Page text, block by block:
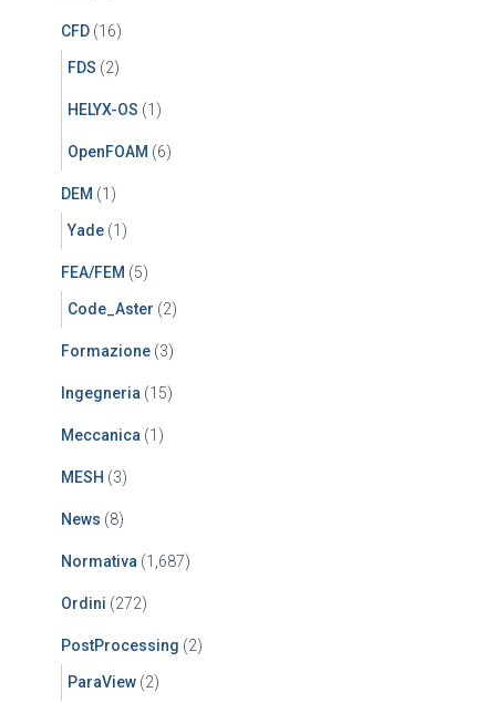
CFD (16)
FDS (2)
HELYX-OS (1)
OpenFOAM (6)
DEM (1)
Yade (1)
FEA/FEM (5)
Code_Aster (2)
Formazione (3)
Ingegneria (15)
Meccanica (1)
MESH (3)
News (8)
Normativa (1,687)
Ordini (272)
PostProcessing (2)
ParaView (2)